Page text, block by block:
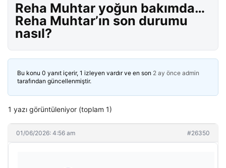
Reha Muhtar yoğun bakımda…
Reha Muhtar’ın son durumu
nasıl?
Bu konu 0 yanıt içerir, 1 izleyen vardır ve en son 2 ay önce admin
tarafından güncellenmiştir.
1 yazı görüntüleniyor (toplam 1)
01/06/2026: 4:56 am #26350